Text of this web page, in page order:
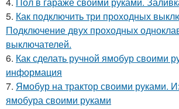
5. Как подключить три проходных
Подключение двух проходных
выключателей.
6. Как сделать ручной ямобур своими
информация
7. Ямобур на трактор своими руками.
ямобура своими руками